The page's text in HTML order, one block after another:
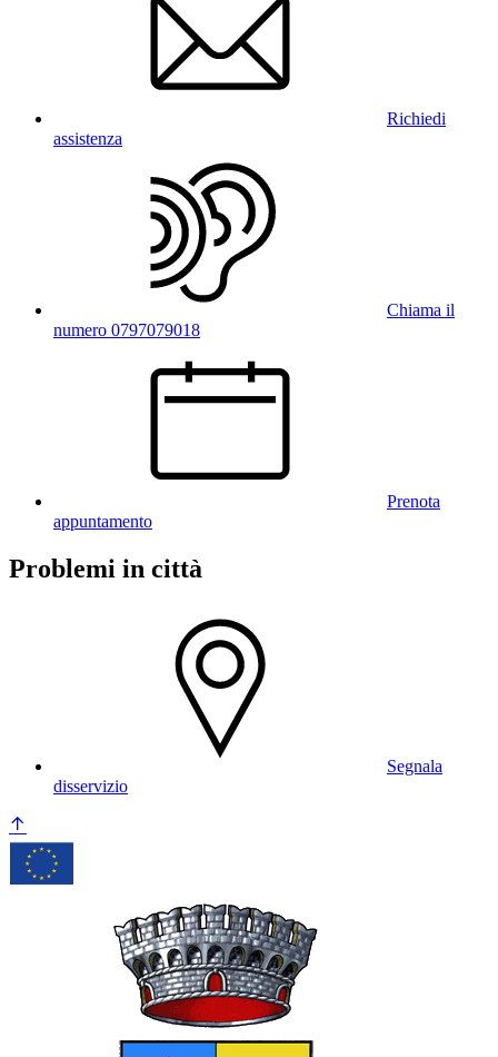
Richiedi
assistenza
Chiama il
numero 0797079018
Prenota
appuntamento
Problemi in città
Segnala
disservizio